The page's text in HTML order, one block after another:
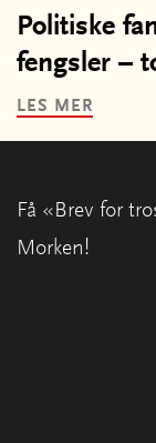
Politiske
fengsler –
LES MER
Få «Brev for
Morken!